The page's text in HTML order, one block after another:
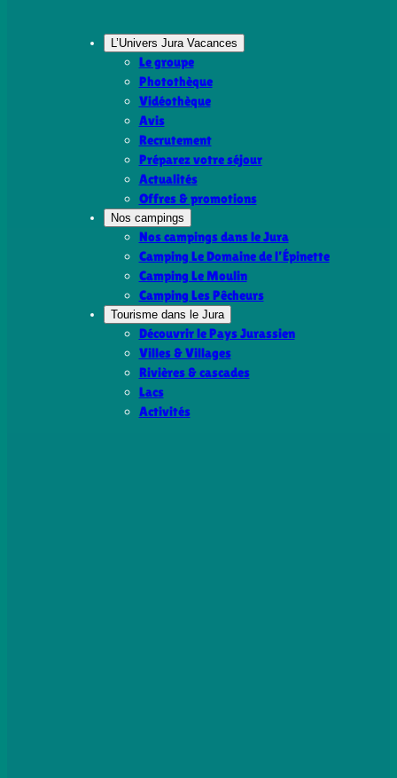
L’Univers Jura Vacances
Le groupe
Photothèque
Vidéothèque
Avis
Recrutement
Préparez votre séjour
Actualités
Offres & promotions
Nos campings
Nos campings dans le Jura
Camping Le Domaine de l’Épinette
Camping Le Moulin
Camping Les Pêcheurs
Tourisme dans le Jura
Découvrir le Pays Jurassien
Villes & Villages
Rivières & cascades
Lacs
Activités